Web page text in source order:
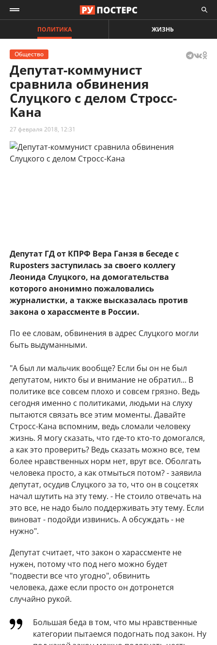
ПОЛИТИКА ЖИЗНЬ
Общество
Депутат-коммунист
сравнила обвинения
Слуцкого с делом Стросс-
Кана
27 февраля 2018, 12:31
Депутат ГД от КПРФ Вера Ганзя в беседе с
Ruposters заступилась за своего коллегу
Леонида Слуцкого, на домогательства
которого анонимно пожаловались
журналистки, а также высказалась против
закона о харассменте в России.
По ее словам, обвинения в адрес Слуцкого могли
быть выдуманными.
"А был ли мальчик вообще? Если бы он не был
депутатом, никто бы и внимание не обратил... В
политике все совсем плохо и совсем грязно. Ведь
сегодня именно с политиками, людьми на слуху
пытаются связать все этим моменты. Давайте
Стросс-Кана вспомним, ведь сломали человеку
жизнь. Я могу сказать, что где-то кто-то домогался,
а как это проверить? Ведь сказать можно все, тем
более нравственных норм нет, врут все. Оболгать
человека просто, а как отмыться потом? - заявила
депутат, осудив Слуцкого за то, что он в соцсетях
начал шутить на эту тему. - Не стоило отвечать на
это все, не надо было поддерживать эту тему. Если
виноват - подойди извинись. А обсуждать - не
нужно".
Депутат считает, что закон о харассменте не
нужен, потому что под него можно будет
"подвести все что угодно", обвинить
человека, даже если просто он дотронется
случайно рукой.
Большая беда в том, что мы нравственные
категории пытаемся подогнать под закон. Ну